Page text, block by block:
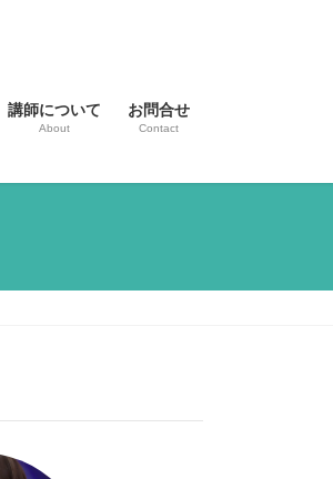
講師について
About
お問合せ
Contact